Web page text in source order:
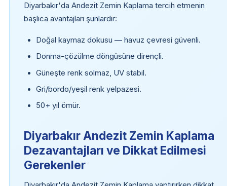
Diyarbakır'da Andezit Zemin Kaplama tercih etmenin
başlıca avantajları şunlardır:
Doğal kaymaz dokusu — havuz çevresi güvenli.
Donma-çözülme döngüsüne dirençli.
Güneşte renk solmaz, UV stabil.
Gri/bordo/yeşil renk yelpazesi.
50+ yıl ömür.
Diyarbakır Andezit Zemin Kaplama
Dezavantajları ve Dikkat Edilmesi
Gerekenler